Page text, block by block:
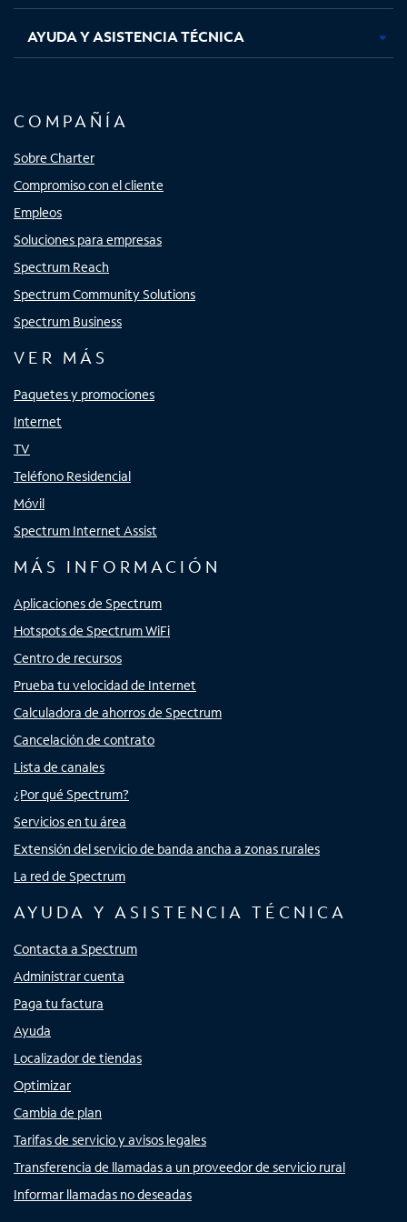
AYUDA Y ASISTENCIA TÉCNICA
COMPAÑÍA
Sobre Charter
Compromiso con el cliente
Empleos
Soluciones para empresas
Spectrum Reach
Spectrum Community Solutions
Spectrum Business
VER MÁS
Paquetes y promociones
Internet
TV
Teléfono Residencial
Móvil
Spectrum Internet Assist
MÁS INFORMACIÓN
Aplicaciones de Spectrum
Hotspots de Spectrum WiFi
Centro de recursos
Prueba tu velocidad de Internet
Calculadora de ahorros de Spectrum
Cancelación de contrato
Lista de canales
¿Por qué Spectrum?
Servicios en tu área
Extensión del servicio de banda ancha a zonas rurales
La red de Spectrum
AYUDA Y ASISTENCIA TÉCNICA
Contacta a Spectrum
Administrar cuenta
Paga tu factura
Ayuda
Localizador de tiendas
Optimizar
Cambia de plan
Tarifas de servicio y avisos legales
Transferencia de llamadas a un proveedor de servicio rural
Informar llamadas no deseadas